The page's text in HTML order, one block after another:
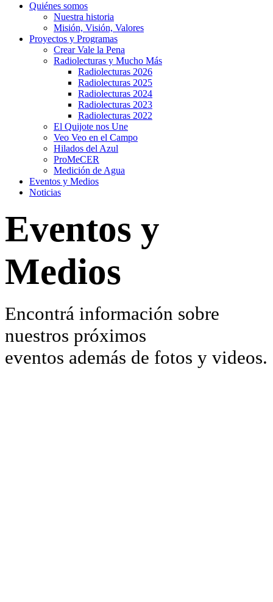
Quiénes somos
Nuestra historia
Misión, Visión, Valores
Proyectos y Programas
Crear Vale la Pena
Radiolecturas y Mucho Más
Radiolecturas 2026
Radiolecturas 2025
Radiolecturas 2024
Radiolecturas 2023
Radiolecturas 2022
El Quijote nos Une
Veo Veo en el Campo
Hilados del Azul
ProMeCER
Medición de Agua
Eventos y Medios
Noticias
Eventos y
Medios
Encontrá información sobre
nuestros próximos
eventos además de fotos y videos.